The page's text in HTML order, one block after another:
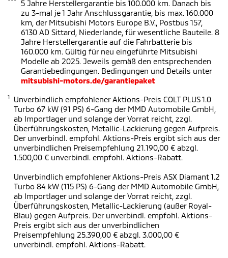
5 Jahre Herstellergarantie bis 100.000 km. Danach bis
zu 3-mal je 1 Jahr Anschlussgarantie, bis max. 160.000
km, der Mitsubishi Motors Europe B.V., Postbus 157,
6130 AD Sittard, Niederlande, für wesentliche Bauteile. 8
Jahre Herstellergarantie auf die Fahrbatterie bis
160.000 km. Gültig für neu eingeführte Mitsubishi
Modelle ab 2025. Jeweils gemäß den entsprechenden
Garantiebedingungen. Bedingungen und Details unter
mitsubishi-motors.de/garantiepaket
1
Unverbindlich empfohlener Aktions-Preis COLT PLUS 1.0
Turbo 67 kW (91 PS) 6-Gang der MMD Automobile GmbH,
ab Importlager und solange der Vorrat reicht, zzgl.
Überführungskosten, Metallic-Lackierung gegen Aufpreis.
Der unverbindl. empfohl. Aktions-Preis ergibt sich aus der
unverbindlichen Preisempfehlung 21.190,00 € abzgl.
1.500,00 € unverbindl. empfohl. Aktions-Rabatt.
Unverbindlich empfohlener Aktions-Preis ASX Diamant 1.2
Turbo 84 kW (115 PS) 6-Gang der MMD Automobile GmbH,
ab Importlager und solange der Vorrat reicht, zzgl.
Überführungskosten, Metallic-Lackierung (außer Royal-
Blau) gegen Aufpreis. Der unverbindl. empfohl. Aktions-
Preis ergibt sich aus der unverbindlichen
Preisempfehlung 25.390,00 € abzgl. 3.000,00 €
unverbindl. empfohl. Aktions-Rabatt.